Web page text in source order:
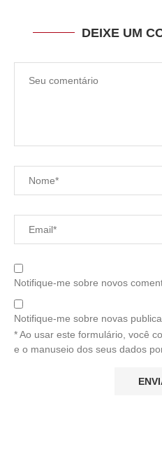
DEIXE UM
Notifique-me sobre novos
Notifique-me sobre novas
* Ao usar este formulário, você
e o manuseio dos seus dados